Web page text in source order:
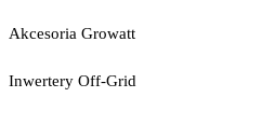
Akcesoria Growatt
Inwertery Off-Grid